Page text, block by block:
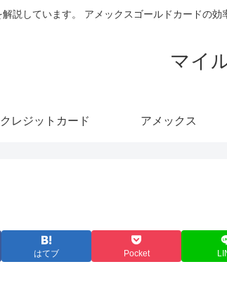
説しています。 アメックスゴールドカードの
マイ
クレジットカード アメックス
はてブ Pocket